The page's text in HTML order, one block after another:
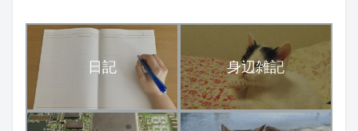
日記 身辺雑記